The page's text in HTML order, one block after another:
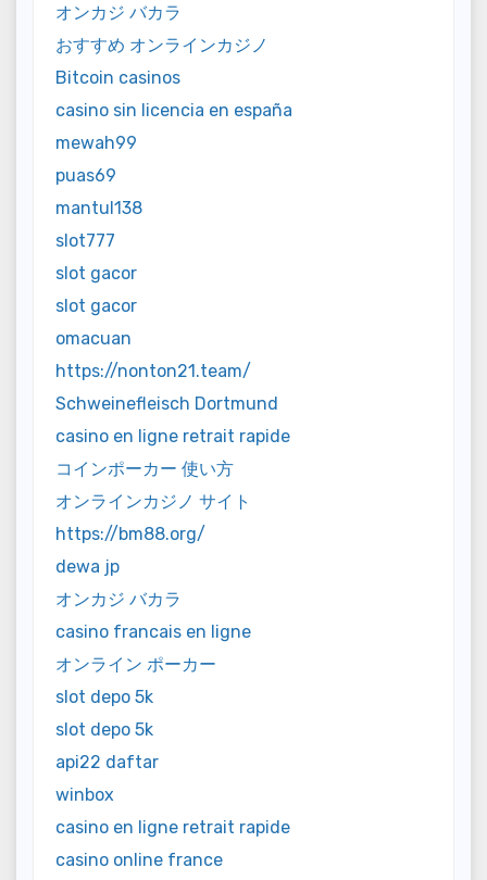
オンカジ バカラ
おすすめ オンラインカジノ
Bitcoin casinos
casino sin licencia en españa
mewah99
puas69
mantul138
slot777
slot gacor
slot gacor
omacuan
https://nonton21.team/
Schweinefleisch Dortmund
casino en ligne retrait rapide
コインポーカー 使い方
オンラインカジノ サイト
https://bm88.org/
dewa jp
オンカジ バカラ
casino francais en ligne
オンライン ポーカー
slot depo 5k
slot depo 5k
api22 daftar
winbox
casino en ligne retrait rapide
casino online france